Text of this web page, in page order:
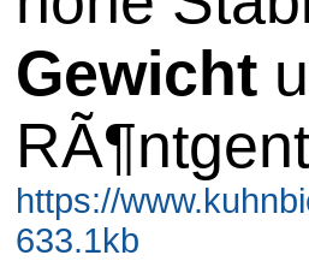
Gewicht
https://
633.1kb